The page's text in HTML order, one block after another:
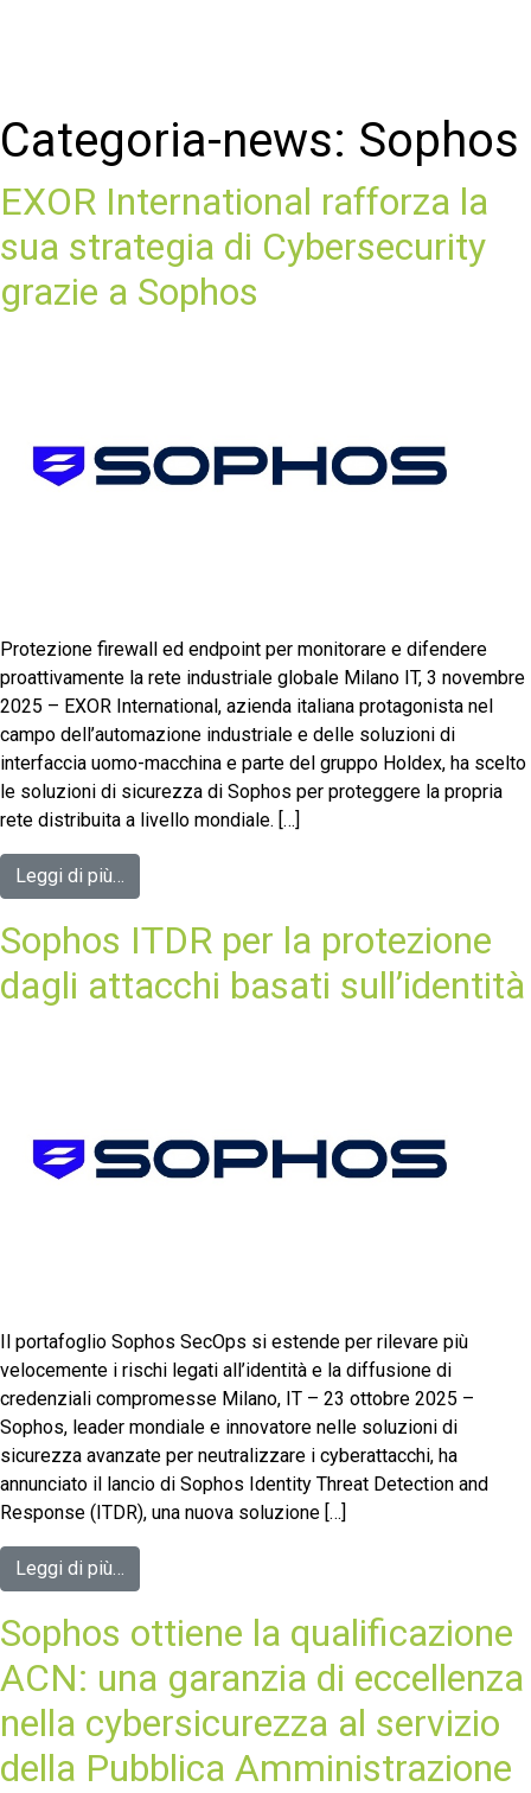
Categoria-news: Sophos
EXOR International rafforza la
sua strategia di Cybersecurity
grazie a Sophos
Protezione firewall ed endpoint per monitorare e difendere
proattivamente la rete industriale globale Milano IT, 3 novembre
2025 – EXOR International, azienda italiana protagonista nel
campo dell’automazione industriale e delle soluzioni di
interfaccia uomo-macchina e parte del gruppo Holdex, ha scelto
le soluzioni di sicurezza di Sophos per proteggere la propria
rete distribuita a livello mondiale. […]
Leggi di più…
Sophos ITDR per la protezione
dagli attacchi basati sull’identità
Il portafoglio Sophos SecOps si estende per rilevare più
velocemente i rischi legati all’identità e la diffusione di
credenziali compromesse Milano, IT – 23 ottobre 2025 –
Sophos, leader mondiale e innovatore nelle soluzioni di
sicurezza avanzate per neutralizzare i cyberattacchi, ha
annunciato il lancio di Sophos Identity Threat Detection and
Response (ITDR), una nuova soluzione […]
Leggi di più…
Sophos ottiene la qualificazione
ACN: una garanzia di eccellenza
nella cybersicurezza al servizio
della Pubblica Amministrazione